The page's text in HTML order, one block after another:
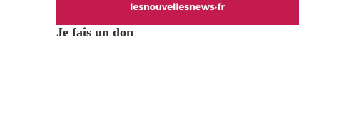
Je fais un don